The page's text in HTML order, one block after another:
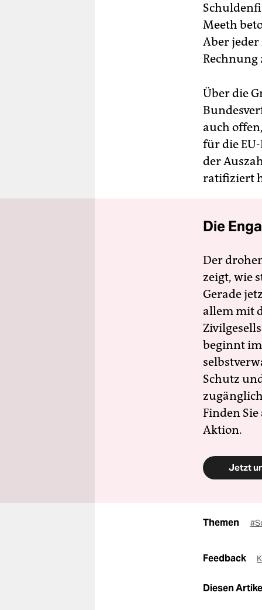
Meeth
Aber
Rechnung
Über die
auch
für die
der
ratifiziert
Die
Der
zeigt, wie
Gerade
allem mit
beginnt
Schutz
Finden
Aktion.
Jetzt
Themen
Feedback
Diesen